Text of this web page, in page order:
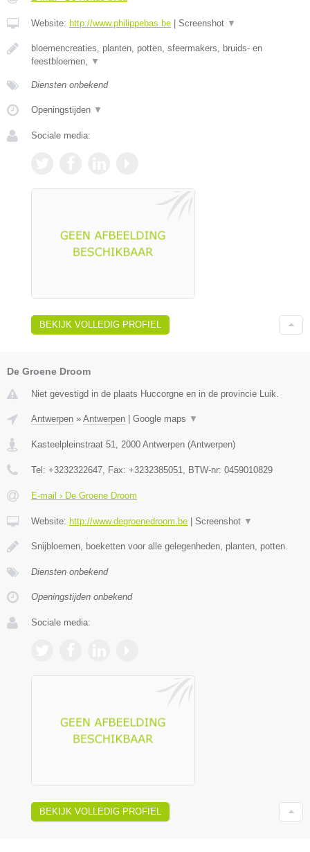
Website: http://www.philippebas.be Screenshot ▼
bloemencreaties, planten, potten, sfeermakers, bruids- en
feestbloemen, ▼
Diensten onbekend
Openingstijden ▼
Sociale media:
BEKIJK VOLLEDIG PROFIEL
De Groene Droom
Niet gevestigd in de plaats Huccorgne en in de provincie Luik.
Antwerpen » Antwerpen Google maps ▼
Kasteelpleinstraat 51, 2000 Antwerpen (Antwerpen)
Tel: +3232322647, Fax: +3232385051, BTW-nr: 0459010829
E-mail › De Groene Droom
Website: http://www.degroenedroom.be Screenshot ▼
Snijbloemen, boeketten voor alle gelegenheden, planten, potten.
Diensten onbekend
Openingstijden onbekend
Sociale media:
BEKIJK VOLLEDIG PROFIEL